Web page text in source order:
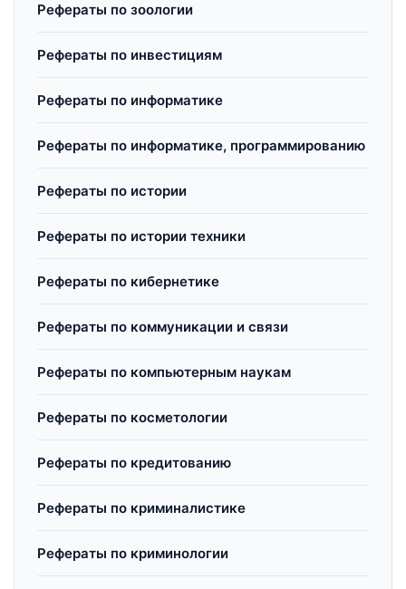
Рефераты по зоологии
Рефераты по инвестициям
Рефераты по информатике
Рефераты по информатике, программированию
Рефераты по истории
Рефераты по истории техники
Рефераты по кибернетике
Рефераты по коммуникации и связи
Рефераты по компьютерным наукам
Рефераты по косметологии
Рефераты по кредитованию
Рефераты по криминалистике
Рефераты по криминологии